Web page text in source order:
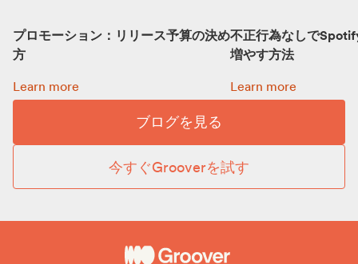
プロモーション：リリース予算の決め
方
プロモーション：リリース予算の決め方:
Learn more
不正行為なしで
増やす方法
不正行為なしで
Learn more
ブログを見る
今すぐGrooverを試す